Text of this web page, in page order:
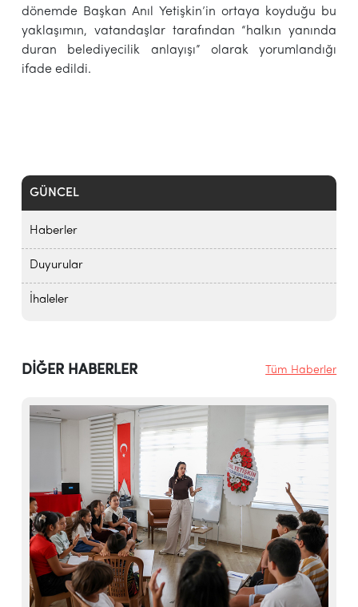
GÜNCEL
Haberler
Duyurular
İhaleler
dönemde Başkan Anıl Yetişkin’in ortaya koyduğu bu
yaklaşımın, vatandaşlar tarafından “halkın yanında
duran belediyecilik anlayışı” olarak yorumlandığı
ifade edildi.
DİĞER HABERLER Tüm Haberler